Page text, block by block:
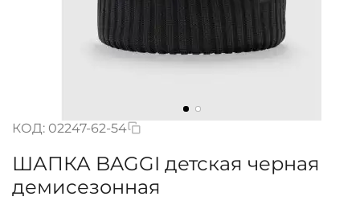
КОД: 02247-62-54
ШАПКА BAGGI детская черная
демисезонная